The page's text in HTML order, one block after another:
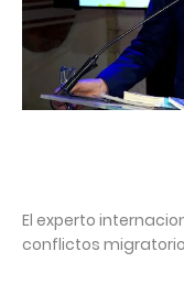
El experto
conflictos